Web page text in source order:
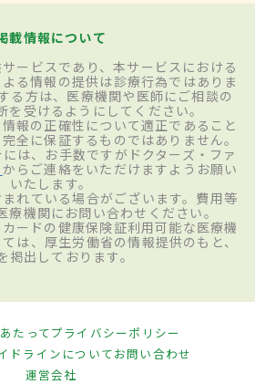
載情報について
ービスであり、本サービスにおける
る情報の提供は診療行為ではありま
る方は、医療機関や医師にご相談の
を受けるようにしてください。
報の正確性について適正であること
全に保証するものではありません。
は、お手数ですがドクターズ・ファ
からご連絡をいただけますようお願い
いたします。
れている場合がございます。費用等
療機関にお問い合わせください。
ードの健康保険証利用可能な医療機
は、厚生労働省の情報提供のもと、
掲出しております。
たってプライバシーポリシー
ドラインについてお問い合わせ
運営会社